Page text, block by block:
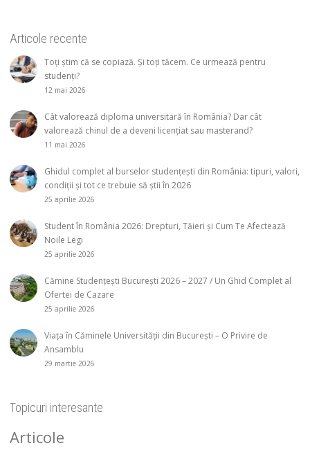
Articole recente
Toți știm că se copiază. Și toți tăcem. Ce urmează pentru
studenți?
12 mai 2026
Cât valorează diploma universitară în România? Dar cât
valorează chinul de a deveni licențiat sau masterand?
11 mai 2026
Ghidul complet al burselor studențești din România: tipuri, valori,
condiții și tot ce trebuie să știi în 2026
25 aprilie 2026
Student în România 2026: Drepturi, Tăieri și Cum Te Afectează
Noile Legi
25 aprilie 2026
Cămine Studențești București 2026 – 2027 / Un Ghid Complet al
Ofertei de Cazare
25 aprilie 2026
Viața în Căminele Universității din București – O Privire de
Ansamblu
29 martie 2026
Topicuri interesante
Articole